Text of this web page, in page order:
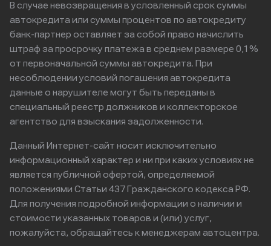
В случае невозвращения в условленный срок суммы
автокредита или суммы процентов по автокредиту
банк-партнер оставляет за собой право начислить
штраф за просрочку платежа в среднем размере 0,1%
от первоначальной суммы автокредита. При
несоблюдении условий погашения автокредита
данные о нарушителе могут быть переданы в
специальный реестр должников и коллекторское
агентство для взыскания задолженности.
Данный Интернет-сайт носит исключительно
информационный характер и ни при каких условиях не
является публичной офертой, определяемой
положениями Статьи 437 Гражданского кодекса РФ.
Для получения подробной информации о наличии и
стоимости указанных товаров и (или) услуг,
пожалуйста, обращайтесь к менеджерам автоцентра.